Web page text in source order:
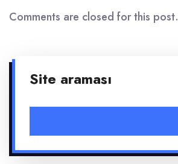
Comments are closed for this post.
Site araması